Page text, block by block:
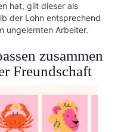
hat, gilt dieser als
der Lohn entsprechend
ungelernten Arbeiter.
zusammen
Freundschaft